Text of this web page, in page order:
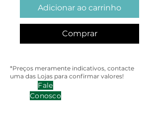
Adicionar ao carrinho
Comprar
*Preços meramente indicativos, contacte
uma das Lojas para confirmar valores!
Fale
Conosco